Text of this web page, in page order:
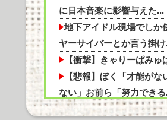
【知らんの？】車内の
【医師解説】飲酒後の
Powered by livedoor
に日本音楽に影響与えた...
地下アイドル現場でしか
ヤーサイバーとか言う掛
【衝撃】きゃりーぱみ
【悲報】ぼく「才能が
ない」お前ら「努力でき
今始めどきのスマホゲー